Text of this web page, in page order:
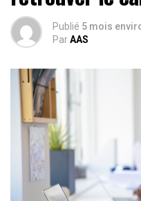
Publié 5 mois
ParAAS